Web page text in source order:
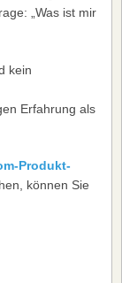
„Was ist mir
kein
Erfahrung als
Produkt-
können Sie